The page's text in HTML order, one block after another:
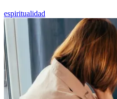
espiritualidad